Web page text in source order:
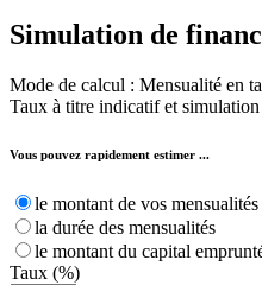
Simulation de
Mode de calcul : Mensualité en
Taux à titre indicatif et
Vous pouvez rapidement estimer ...
le montant de vos mensualités
la durée des mensualités
le montant du capital
Taux (%)